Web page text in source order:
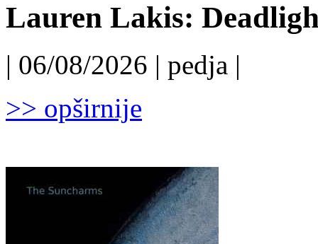
Lauren Lakis:
| 06/08/2026 | pedja |
>> opširnije